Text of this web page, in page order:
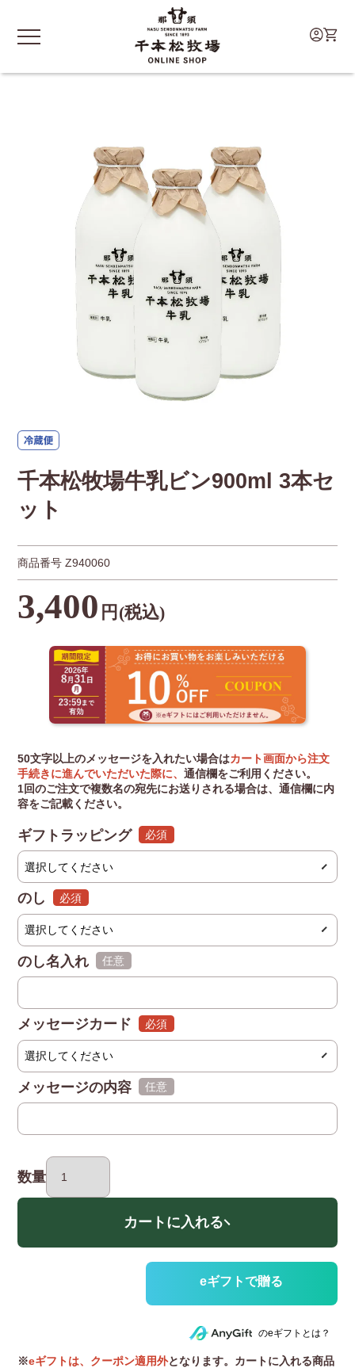
千本松牧場牛乳ビン900ml 3本セ
ット
商品番号 Z940060
3,400円 (税込)
50文字以上のメッセージを入れたい場合はカート画面から注文
手続きに進んでいただいた際に、通信欄をご利用ください。
1回のご注文で複数名の宛先にお送りされる場合は、通信欄に内
容をご記載ください。
ギフトラッピング
(必須)
のし
(必須)
のし名入れ
(任意)
メッセージカード
(必須)
メッセージの内容
(任意)
数量
カートに入れる
のeギフトとは？
※eギフトは、クーポン適用外となります。カートに入れる商品